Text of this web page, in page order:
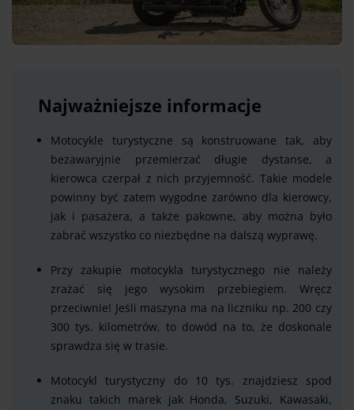
Najważniejsze informacje
Motocykle turystyczne są konstruowane tak, aby
bezawaryjnie przemierzać długie dystanse, a
kierowca czerpał z nich przyjemność. Takie modele
powinny być zatem wygodne zarówno dla kierowcy,
jak i pasażera, a także pakowne, aby można było
zabrać wszystko co niezbędne na dalszą wyprawę.
Przy zakupie motocykla turystycznego nie należy
zrażać się jego wysokim przebiegiem. Wręcz
przeciwnie! Jeśli maszyna ma na liczniku np. 200 czy
300 tys. kilometrów, to dowód na to, że doskonale
sprawdza się w trasie.
Motocykl turystyczny do 10 tys. znajdziesz spod
znaku takich marek jak Honda, Suzuki, Kawasaki,